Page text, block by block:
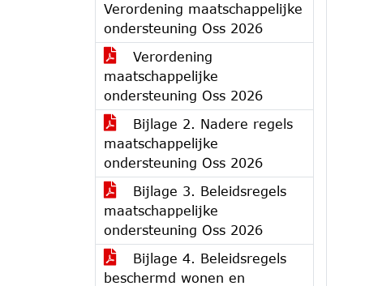
Verordening maatschappelijke
ondersteuning Oss 2026
Verordening
maatschappelijke
ondersteuning Oss 2026
Bijlage 2. Nadere regels
maatschappelijke
ondersteuning Oss 2026
Bijlage 3. Beleidsregels
maatschappelijke
ondersteuning Oss 2026
Bijlage 4. Beleidsregels
beschermd wonen en